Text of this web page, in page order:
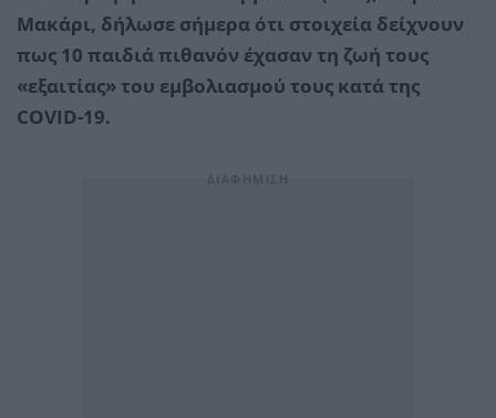
Μακάρι, δήλωσε σήμερα ότι στοιχεία δείχνουν
πως 10 παιδιά πιθανόν έχασαν τη ζωή τους
«εξαιτίας» του εμβολιασμού τους κατά της
COVID-19.